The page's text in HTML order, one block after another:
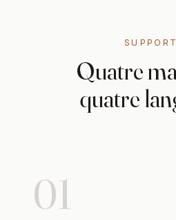
Quatre
quatre
01